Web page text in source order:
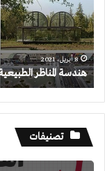
8 أبريل، 2021
هندسة المناظر
تصنيفات